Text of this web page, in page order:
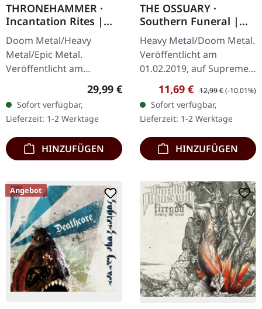
THRONEHAMMER ·
Incantation Rites |
SPLATTER 2LP
Doom Metal/Heavy
Metal/Epic Metal.
Veröffentlicht am
21.10.2022, auf Supreme
Chaos Records. SCR-
exklusives Transparent
Rot/Schwarz/Weiß…
Regulärer Preis:
29,99 €
Sofort verfügbar,
Lieferzeit: 1-2 Werktage
HINZUFÜGEN
THE OSSUARY ·
Southern Funeral |
DIGIPAK CD
Heavy Metal/Doom Metal.
Veröffentlicht am
01.02.2019, auf Supreme
Chaos Records.
Erstauflage als CD im
DigiPak mit 12-seitigem
Booklet. Geht es dir…
Verkaufspreis:
11,69 € Regulärer Preis:
12,99 €(-10.01%)
Sofort verfügbar,
Lieferzeit: 1-2 Werktage
HINZUFÜGEN
Angebot